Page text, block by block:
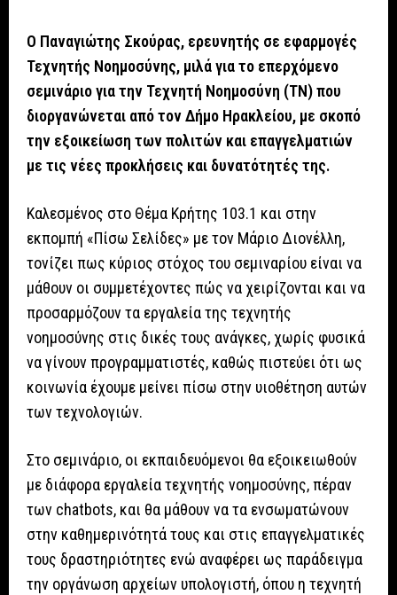
Ο Παναγιώτης Σκούρας, ερευνητής σε εφαρμογές
Τεχνητής Νοημοσύνης, μιλά για το επερχόμενο
σεμινάριο για την Τεχνητή Νοημοσύνη (ΤΝ) που
διοργανώνεται από τον Δήμο Ηρακλείου, με σκοπό
την εξοικείωση των πολιτών και επαγγελματιών
με τις νέες προκλήσεις και δυνατότητές της.
Καλεσμένος στο Θέμα Κρήτης 103.1 και στην
εκπομπή «Πίσω Σελίδες» με τον Μάριο Διονέλλη,
τονίζει πως κύριος στόχος του σεμιναρίου είναι να
μάθουν οι συμμετέχοντες πώς να χειρίζονται και να
προσαρμόζουν τα εργαλεία της τεχνητής
νοημοσύνης στις δικές τους ανάγκες, χωρίς φυσικά
να γίνουν προγραμματιστές, καθώς πιστεύει ότι ως
κοινωνία έχουμε μείνει πίσω στην υιοθέτηση αυτών
των τεχνολογιών.
Στο σεμινάριο, οι εκπαιδευόμενοι θα εξοικειωθούν
με διάφορα εργαλεία τεχνητής νοημοσύνης, πέραν
των chatbots, και θα μάθουν να τα ενσωματώνουν
στην καθημερινότητά τους και στις επαγγελματικές
τους δραστηριότητες ενώ αναφέρει ως παράδειγμα
την οργάνωση αρχείων υπολογιστή, όπου η τεχνητή